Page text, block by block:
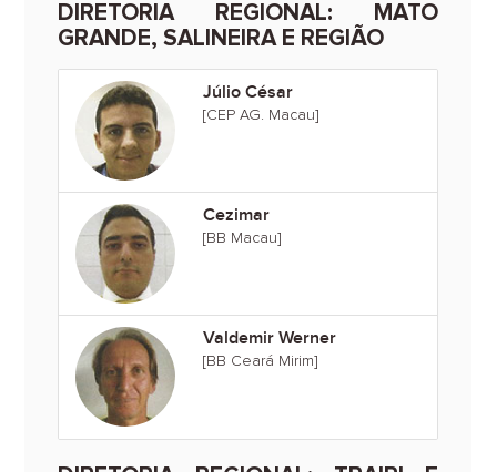
DIRETORIA REGIONAL: MATO
GRANDE, SALINEIRA E REGIÃO
Júlio César
[CEP AG. Macau]
Cezimar
[BB Macau]
Valdemir Werner
[BB Ceará Mirim]